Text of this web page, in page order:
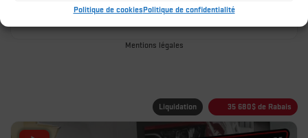
Politique de cookiesPolitique de confidentialité
Demande d'informations
Mentions légales
Liquidation 35 680$ de Rabais